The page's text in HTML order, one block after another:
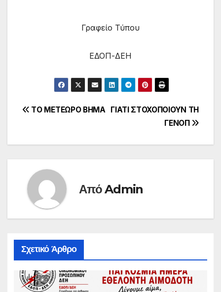
Γραφείο Τύπου
ΕΔΟΠ-ΔΕΗ
Πλοήγηση
ΓΙΑΤΙ ΣΤΟΧΟΠΟΙΟΥΝ ΤΗ
ΓΕΝΟΠ
ΤΟ ΜΕΤΕΩΡΟ ΒΗΜΑ
ΑπόAdmin
Σχετικό Άρθρο